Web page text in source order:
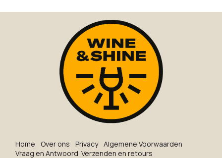
Ho​me O​ve​r on​s Privacy Algemene Voorwaarden
Vraag en Antwoord Verzenden en retours